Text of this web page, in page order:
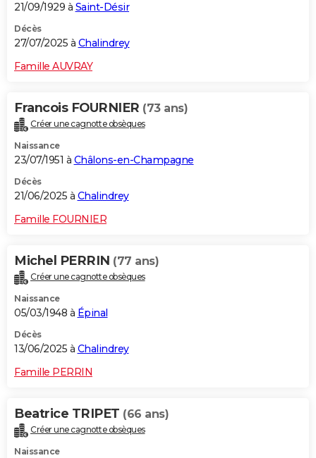
21/09/1929 à Saint-Désir
Décès
27/07/2025 à Chalindrey
Famille AUVRAY
Francois FOURNIER (73 ans)
Créer une cagnotte obsèques
Naissance
23/07/1951 à Châlons-en-Champagne
Décès
21/06/2025 à Chalindrey
Famille FOURNIER
Michel PERRIN (77 ans)
Créer une cagnotte obsèques
Naissance
05/03/1948 à Épinal
Décès
13/06/2025 à Chalindrey
Famille PERRIN
Beatrice TRIPET (66 ans)
Créer une cagnotte obsèques
Naissance